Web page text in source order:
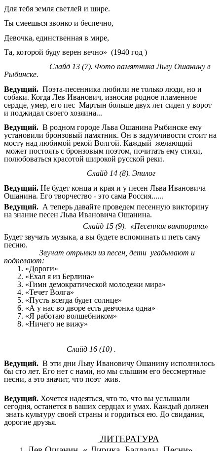
Для тебя земля светлей и шире.
Ты смеешься звонко и беспечно,
Девочка, единственная в мире,
Та, которой буду верен вечно» (1940 год )
Слайд 13 (7). Фото памятника Льву Ошанину в
Рыбинске.
Ведущий. Поэта-песенника любили не только люди, но и
собаки. Когда Лев Иванович, износив родное пламенное
сердце, умер, его пес Мартын больше двух лет сидел у ворот
и поджидал своего хозяина...
Ведущий. В родном городе Льва Ошанина Рыбинске ему
установили бронзовый памятник. Он в задумчивости стоит на
мосту над любимой рекой Волгой. Каждый желающий
может постоять с бронзовым поэтом, почитать ему стихи,
полюбоваться красотой широкой русской реки.
Слайд 14 (8). Эпилог
Ведущий. Не будет конца и края и у песен Льва Ивановича
Ошанина. Его творчество - это сама Россия......
Ведущий. А теперь давайте проведем песенную викторину
на знание песен Льва Ивановича Ошанина.
Слайд 15 (9). «Песенная викторина»
Будет звучать музыка, а вы будете вспоминать и петь саму
песню.
Звучат отрывки из песен, дети угадывают и
подпевают:
«Дороги»
«Ехал я из Берлина»
«Гимн демократической молодежи мира»
«Течет Волга»
«Пусть всегда будет солнце»
«А у нас во дворе есть девчонка одна»
«Я работаю волшебником»
«Ничего не вижу»
Слайд 16 (10) .
Ведущий. В эти дни Льву Ивановичу Ошанину исполнилось
бы сто лет. Его нет с нами, но мы слышим его бессмертные
песни, а это значит, что поэт жив.
Ведущий. Хочется надеяться, что то, что вы услышали
сегодня, останется в ваших сердцах и умах. Каждый должен
знать культуру своей страны и гордиться ею. До свидания,
дорогие друзья.
ЛИТЕРАТУРА